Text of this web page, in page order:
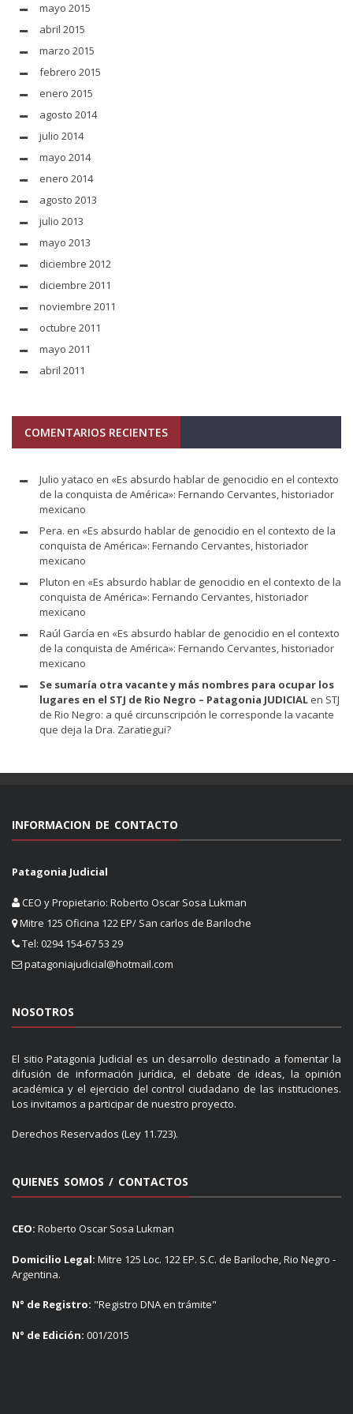
mayo 2015
abril 2015
marzo 2015
febrero 2015
enero 2015
agosto 2014
julio 2014
mayo 2014
enero 2014
agosto 2013
julio 2013
mayo 2013
diciembre 2012
diciembre 2011
noviembre 2011
octubre 2011
mayo 2011
abril 2011
COMENTARIOS RECIENTES
Julio yataco en «Es absurdo hablar de genocidio en el contexto
de la conquista de América»: Fernando Cervantes, historiador
mexicano
Pera. en «Es absurdo hablar de genocidio en el contexto de la
conquista de América»: Fernando Cervantes, historiador
mexicano
Pluton en «Es absurdo hablar de genocidio en el contexto de la
conquista de América»: Fernando Cervantes, historiador
mexicano
Raúl García en «Es absurdo hablar de genocidio en el contexto
de la conquista de América»: Fernando Cervantes, historiador
mexicano
Se sumaría otra vacante y más nombres para ocupar los
lugares en el STJ de Rio Negro – Patagonia JUDICIAL en STJ
de Rio Negro: a qué circunscripción le corresponde la vacante
que deja la Dra. Zaratiegui?
INFORMACION DE CONTACTO
Patagonia Judicial
CEO y Propietario: Roberto Oscar Sosa Lukman
Mitre 125 Oficina 122 EP/ San carlos de Bariloche
Tel: 0294 154-67 53 29
patagoniajudicial@hotmail.com
NOSOTROS
El sitio Patagonia Judicial es un desarrollo destinado a fomentar la
difusión de información jurídica, el debate de ideas, la opinión
académica y el ejercicio del control ciudadano de las instituciones.
Los invitamos a participar de nuestro proyecto.
Derechos Reservados (Ley 11.723).
QUIENES SOMOS / CONTACTOS
CEO: Roberto Oscar Sosa Lukman
Domicilio Legal: Mitre 125 Loc. 122 EP. S.C. de Bariloche, Rio Negro -
Argentina.
N° de Registro: "Registro DNA en trámite"
N° de Edición: 001/2015